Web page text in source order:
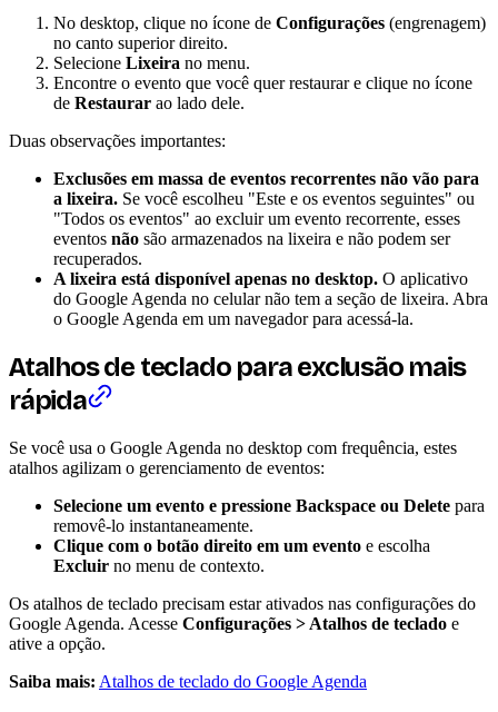
No desktop, clique no ícone de Configurações (engrenagem)
no canto superior direito.
Selecione Lixeira no menu.
Encontre o evento que você quer restaurar e clique no ícone
de Restaurar ao lado dele.
Duas observações importantes:
Exclusões em massa de eventos recorrentes não vão para
a lixeira. Se você escolheu "Este e os eventos seguintes" ou
"Todos os eventos" ao excluir um evento recorrente, esses
eventos não são armazenados na lixeira e não podem ser
recuperados.
A lixeira está disponível apenas no desktop. O aplicativo
do Google Agenda no celular não tem a seção de lixeira. Abra
o Google Agenda em um navegador para acessá-la.
Atalhos de teclado para exclusão mais
rápida
Se você usa o Google Agenda no desktop com frequência, estes
atalhos agilizam o gerenciamento de eventos:
Selecione um evento e pressione Backspace ou Delete para
removê-lo instantaneamente.
Clique com o botão direito em um evento e escolha
Excluir no menu de contexto.
Os atalhos de teclado precisam estar ativados nas configurações do
Google Agenda. Acesse Configurações > Atalhos de teclado e
ative a opção.
Saiba mais: Atalhos de teclado do Google Agenda